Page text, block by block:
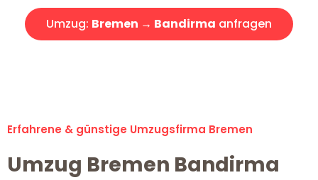
Umzug: Bremen → Bandirma anfragen
Erfahrene & günstige Umzugsfirma Bremen
Umzug Bremen Bandirma